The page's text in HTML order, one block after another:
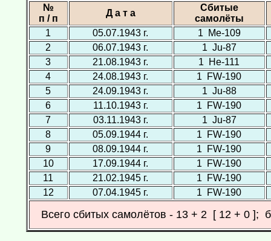
№
п / п
Д а т а
Сбитые
самолёты
1
05.07.1943 г.
1 Ме-109
2
06.07.1943 г.
1 Ju-87
3
21.08.1943 г.
1 Не-111
4
24.08.1943 г.
1 FW-190
5
24.09.1943 г.
1 Ju-88
6
11.10.1943 г.
1 FW-190
7
03.11.1943 г.
1 Ju-87
8
05.09.1944 г.
1 FW-190
9
08.09.1944 г.
1 FW-190
10
17.09.1944 г.
1 FW-190
11
21.02.1945 г.
1 FW-190
12
07.04.1945 г. 1 FW-190
Всего сбитых самолётов - 13 + 2 [ 12 + 0 ];